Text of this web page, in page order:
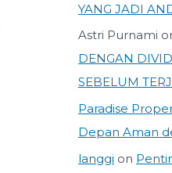
YANG JADI
Astri Purnami
DENGAN
SEBELUM
Paradise
Depan Aman
langgi on